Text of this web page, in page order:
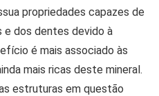
propriedades capazes de
dos dentes devido à
é mais associado às
mais ricas deste mineral.
estruturas em questão